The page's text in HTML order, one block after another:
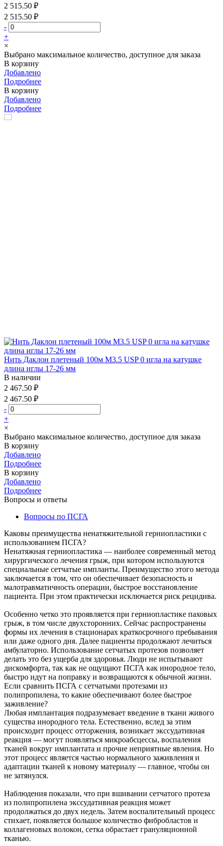
2 515.50 ₽
2 515.50 ₽
-
+
×
Выбрано максимальное количество, доступное для заказа
В корзину
Добавлено
Подробнее
В корзину
Добавлено
Подробнее
Нить Даклон плетеный 100м М3.5 USP 0 игла на катушке
длина иглы 17-26 мм
В наличии
2 467.50 ₽
2 467.50 ₽
-
+
×
Выбрано максимальное количество, доступное для заказа
В корзину
Добавлено
Подробнее
В корзину
Добавлено
Подробнее
Вопросы и ответы
Вопросы по ПСГА
Каковы преимущества ненатяжительной герниопластики с
использованием ПСГА?
Ненатяжная герниопластика — наиболее современный метод
хирургического лечения грыж, при котором используются
специальные сетчатые импланты. Преимущество этого метода
заключается в том, что он обеспечивает безопасность и
малотравматичность операции, быстрое восстановление
пациента. При этом практически исключается риск рецидива.
Особенно четко это проявляется при герниопластике паховых
грыж, в том числе двухсторонних. Сейчас распространены
формы их лечения в стационарах краткосрочного пребывания
или даже одного дня. Далее пациенты продолжают лечиться
амбулаторно. Использование сетчатых протезов позволяет
делать это без ущерба для здоровья. Люди не испытывают
дискомфорта, так как не ощущают ПСГА как инородное тело,
быстро идут на поправку и возвращаются к обычной жизни.
Если сравнить ПСГА с сетчатыми протезами из
полипропилена, то какие обеспечивают более быстрое
заживление?
Любая имплантация подразумевает введение в ткани живого
существа инородного тела. Естественно, вслед за этим
происходит процесс отторжения, возникает экссудативная
реакция — могут появляться микроабсцессы, воспаления
тканей вокруг имплантата и прочие неприятные явления. Но
этот процесс является частью нормального заживления и
адаптации тканей к новому материалу — главное, чтобы он
не затянулся.
Наблюдения показали, что при вшивании сетчатого протеза
из полипропилена экссудативная реакция может
продолжаться до двух недель. Затем воспалительный процесс
стихает, появляется большое количество фибробластов и
коллагеновых волокон, сетка обрастает грануляционной
тканью.